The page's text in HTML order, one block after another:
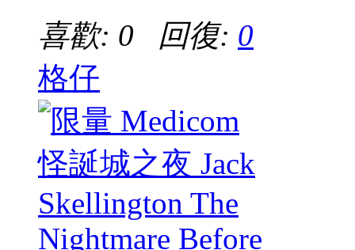
喜歡: 0 回復: 0
格仔